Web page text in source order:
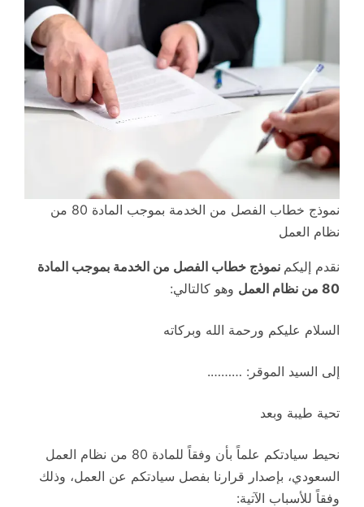
نموذج خطاب الفصل من الخدمة بموجب المادة 80 من
نظام العمل
نقدم إليكم نموذج خطاب الفصل من الخدمة بموجب المادة
80 من نظام العمل
وهو كالتالي:
السلام عليكم ورحمة الله وبركاته
إلى السيد الموقر: ……….
تحية طيبة وبعد
نحيط سيادتكم علماً بأن وفقاً للمادة 80 من نظام العمل
السعودي، بإصدار قرارنا بفصل سيادتكم عن العمل، وذلك
وفقاً للأسباب الآتية: